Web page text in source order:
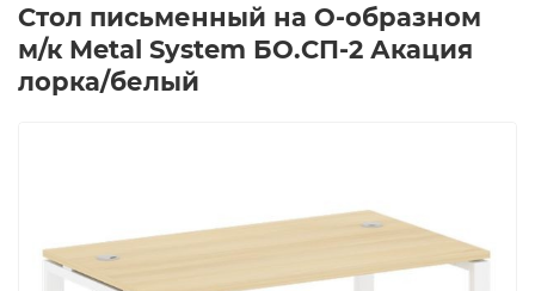
Стол письменный на О-образном
м/к Metal System БО.СП-2 Акация
лорка/белый